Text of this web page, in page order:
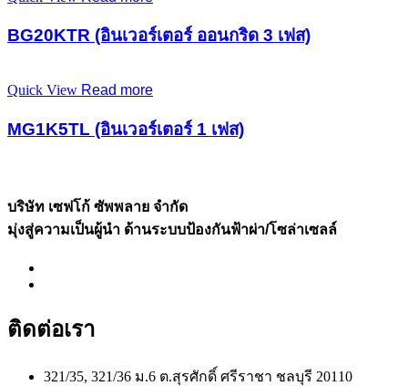
BG20KTR (อินเวอร์เตอร์ ออนกริด 3 เฟส)
Quick View Read more
MG1K5TL (อินเวอร์เตอร์ 1 เฟส)
บริษัท เซฟโก้ ซัพพลาย จำกัด
มุ่งสู่ความเป็นผู้นำ ด้านระบบป้องกันฟ้าผ่า/โซล่าเซลล์
ติดต่อเรา
321/35, 321/36 ม.6 ต.สุรศักดิ์ ศรีราชา ชลบุรี 20110